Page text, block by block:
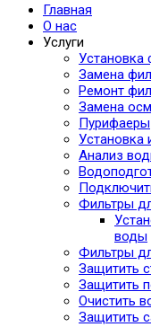
Главная
О нас
Услуги
Установка
Замена
Ремонт
Замена
Пурифаеры
Установка
Анализ
Фильтры
воды
Фильтры
Защитить
Защитить
Очистить
Защитить